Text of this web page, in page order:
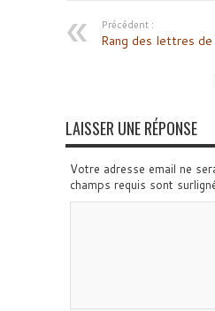
Précédent :
Rang des lettres de
LAISSER UNE RÉPONSE
Votre adresse email ne
champs requis sont